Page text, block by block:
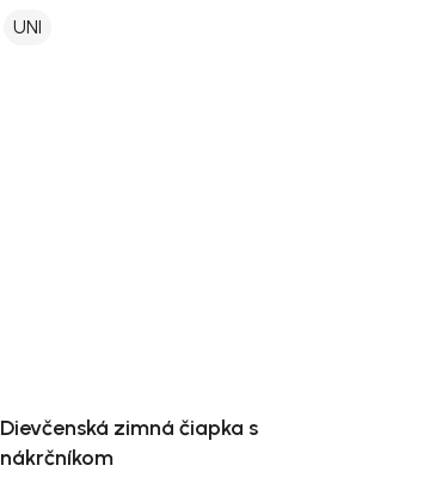
UNI
Dievčenská zimná čiapka s
nákrčníkom